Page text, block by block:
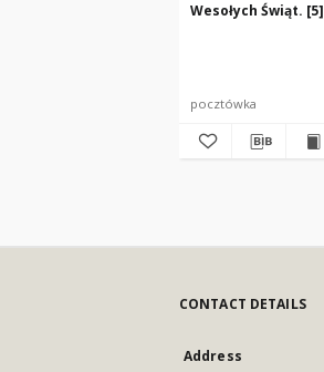
Wesołych Świąt. [5]
pocztówka
CONTACT DETAILS
Address